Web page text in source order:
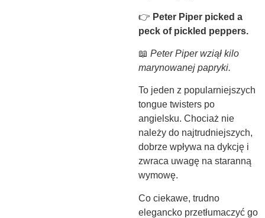
👉 Peter Piper picked a
peck of pickled peppers.
📖 Peter Piper wziął kilo
marynowanej papryki.
To jeden z popularniejszych
tongue twisters po
angielsku. Chociaż nie
należy do najtrudniejszych,
dobrze wpływa na dykcję i
zwraca uwagę na staranną
wymowę.
Co ciekawe, trudno
elegancko przetłumaczyć go